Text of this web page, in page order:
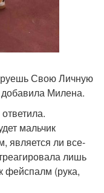
Свою Личную
Милена.
мальчик
является ли все-
лишь
фейспалм (рука,